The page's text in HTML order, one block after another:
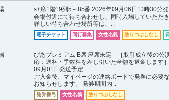
s+席1階19列5～85番 2026年09月06日10時30分
会場付近にて待ち合わせし、同時入場していただき
詳しい待ち合わせ場所等は、...
電子チケット 同行募集 女性名義 塗りつぶしなし
ぴあプレミアム B席 座席未定 ［取引成立後の公
応：送料・手数料を差し引いた全額を返金します
09月01日発送予定
ご入金後、マイページの連絡ボードで発券に必要
お知らせします。 発券期間内...
発券番号 女性名義 塗りつぶしなし